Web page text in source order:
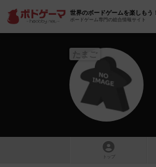
世界のボードゲームを楽しもう！
ボードゲーム専門の総合情報サイト
たまご
トップ